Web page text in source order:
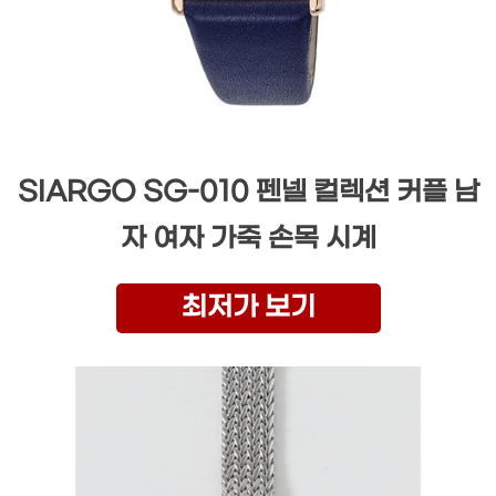
SIARGO SG-010 펜넬 컬렉션 커플 남
자 여자 가죽 손목 시계
최저가 보기